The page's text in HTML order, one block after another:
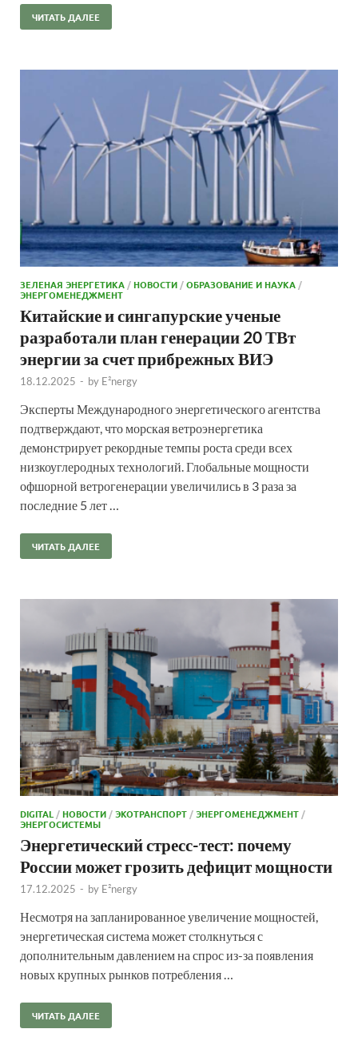
ЧИТАТЬ ДАЛЕЕ
ЗЕЛЕНАЯ ЭНЕРГЕТИКА/НОВОСТИ/ОБРАЗОВАНИЕ И НАУКА/
ЭНЕРГОМЕНЕДЖМЕНТ
Китайские и сингапурские ученые
разработали план генерации 20 ТВт
энергии за счет прибрежных ВИЭ
18.12.2025 - by E²nergy
Эксперты Международного энергетического агентства
подтверждают, что морская ветроэнергетика
демонстрирует рекордные темпы роста среди всех
низкоуглеродных технологий. Глобальные мощности
офшорной ветрогенерации увеличились в 3 раза за
последние 5 лет …
ЧИТАТЬ ДАЛЕЕ
DIGITAL /НОВОСТИ /ЭКОТРАНСПОРТ /ЭНЕРГОМЕНЕДЖМЕНТ /
ЭНЕРГОСИСТЕМЫ
Энергетический стресс-тест: почему
России может грозить дефицит мощности
17.12.2025 - by E²nergy
Несмотря на запланированное увеличение мощностей,
энергетическая система может столкнуться с
дополнительным давлением на спрос из-за появления
новых крупных рынков потребления …
ЧИТАТЬ ДАЛЕЕ